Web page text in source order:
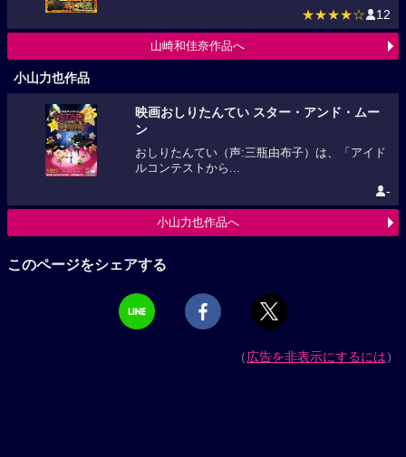
★★★★☆ 12
山崎和佳奈作品へ
小山力也作品
映画おしりたんてい スター・アンド・ムー
ン
おしりたんてい（声:三瓶由布子）は、「アイド
ルコンテストから...
-
小山力也作品へ
このページをシェアする
（広告を非表示にするには）